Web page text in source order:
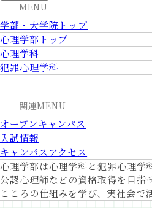
学科
看護学部
看護学部
大学院 人
総合心理
総合心理
総合犯罪
MENU
学部・大学院トップ
心理学部トップ
心理学科
犯罪心理学科
関連MENU
オープンキャンパス
入試情報
キャンパスアクセス
心理学部は心理学科と犯罪心理学
公認心理師などの資格取得を 目指
こころの仕組みを学び、実社会で